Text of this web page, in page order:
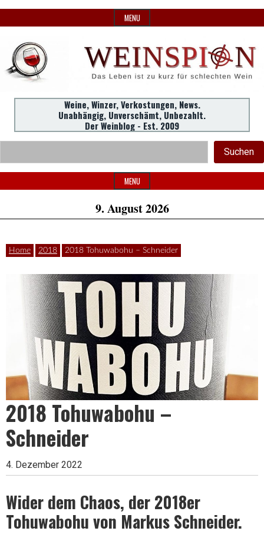
to
MENU
WeinSpion
|
Das
Leben
ist
zu
kurz
für
schlechten
Weine,
Winzer,
Verkostungen.
Header
Widget
Area
Weine, Winzer, Verkostungen, News.
Unabhängig, Unverschämt, Unbezahlt.
Der Weinblog - Est. 2009
Suchen
MENU
9. August 2026
Home 2018 2018 Tohuwabohu – Schneider
2018 Tohuwabohu –
Schneider
4. Dezember 2022
Wider dem Chaos, der 2018er
Tohuwabohu von Markus Schneider.